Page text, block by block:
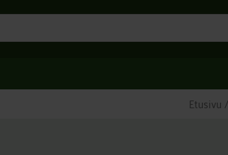
Etusivu/